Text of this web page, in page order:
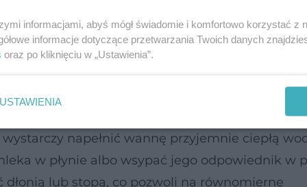
w codziennej pielęgnacji
przepis na relaks
napełnić wannę przyjemnie ciepłą
w płynie albo wsypać jego odpowiednik w
lub stopą, co pozwoli na równomierne
informacjami, abyś mógł świadomie i komfortowo korzystać z
informacje dotyczące przetwarzania Twoich danych
oraz po kliknięciu w „Ustawienia”.
USTAWIENIA